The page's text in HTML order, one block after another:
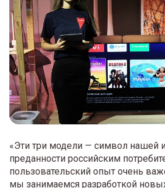
«Эти три модели — символ нашей
преданности российским
пользовательский опыт очень
мы занимаемся разработкой